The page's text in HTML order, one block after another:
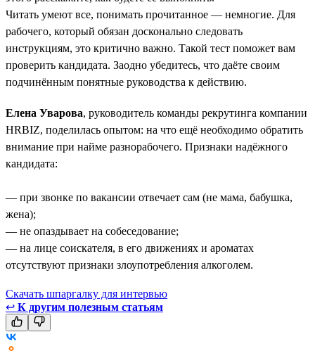
Читать умеют все, понимать прочитанное — немногие. Для
рабочего, который обязан досконально следовать
инструкциям, это критично важно. Такой тест поможет вам
проверить кандидата. Заодно убедитесь, что даёте своим
подчинённым понятные руководства к действию.
Елена Уварова, руководитель команды рекрутинга компании
HRBIZ, поделилась опытом: на что ещё необходимо обратить
внимание при найме разнорабочего. Признаки надёжного
кандидата:
— при звонке по вакансии отвечает сам (не мама, бабушка,
жена);
— не опаздывает на собеседование;
— на лице соискателя, в его движениях и ароматах
отсутствуют признаки злоупотребления алкоголем.
Скачать шпаргалку для интервью
↩ К другим полезным статьям